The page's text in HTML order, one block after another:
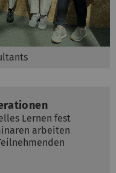
Lernen fest
arbeiten